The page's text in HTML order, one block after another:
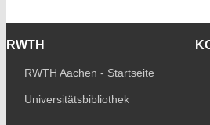
RWTH
RWTH Aachen - Startseite
Universitätsbibliothek